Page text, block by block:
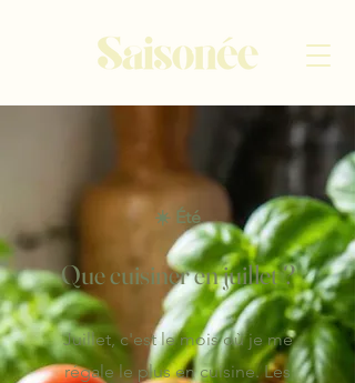
☀️ Été
Que cuisiner en juillet ?
Juillet, c'est le mois où je me
régale le plus en cuisine. Les